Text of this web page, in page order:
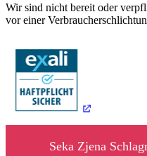
Wir sind nicht bereit oder
vor einer
Seka Zjena